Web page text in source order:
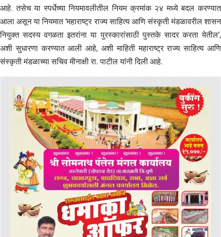
आहे. तसेच या स्पर्धेच्या नियमावलीतील नियम क्रमांक २४ मध्ये बदल करण्यात
आला असून या नियमात ‘महाराष्ट्र राज्य साहित्य आणि संस्कृती मंडळावरील शासन
नियुक्त सदस्य वगळता इतरांना या पुरस्कारांसाठी पुस्तके सादर करता येतील’,
अशी सुधारणा करण्यात आली आहे, अशी माहिती महाराष्ट्र राज्य साहित्य आणि
संस्कृती मंडळाच्या सचिव मीनाक्षी रा. पाटील यांनी दिली आहे.